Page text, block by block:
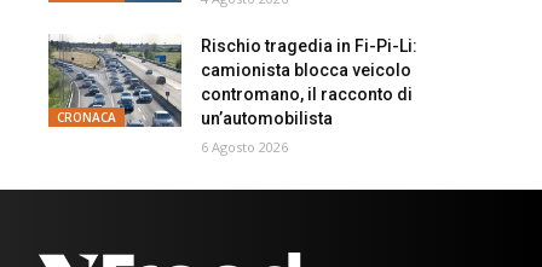
CRONACA
Rischio tragedia in Fi-Pi-Li:
camionista blocca veicolo
contromano, il racconto di
un’automobilista
6 Agosto 2026